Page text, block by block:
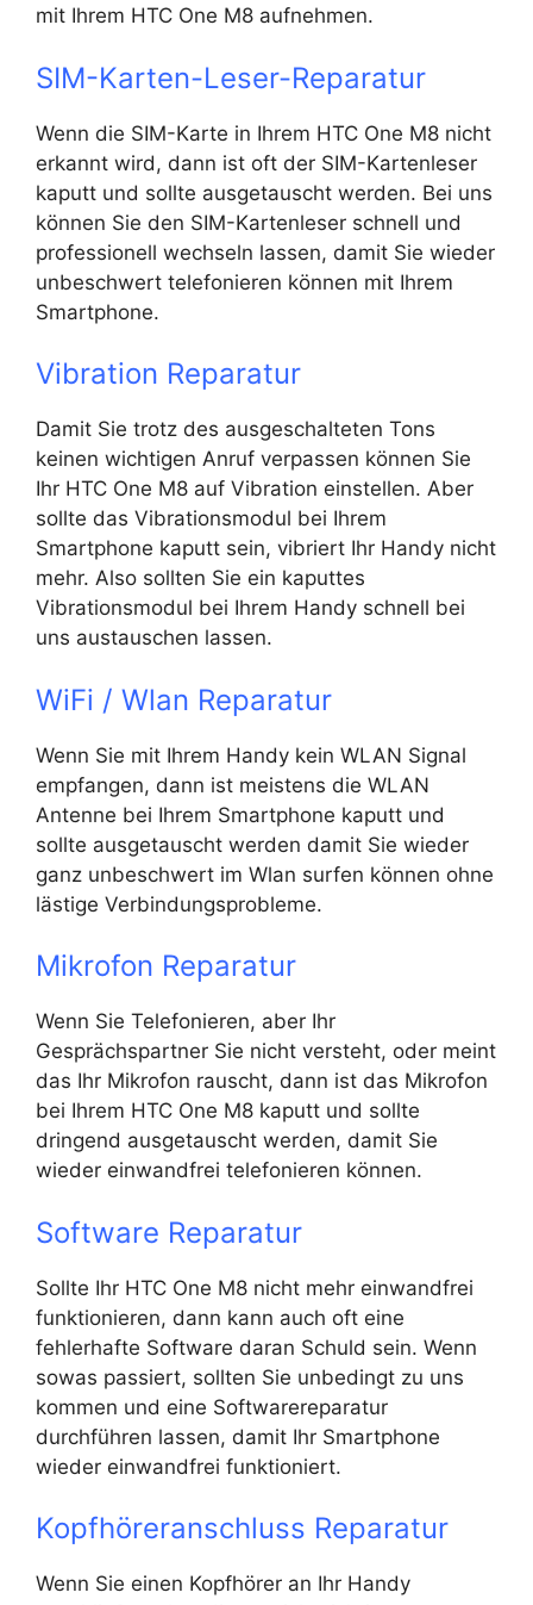
mit Ihrem HTC One M8 aufnehmen.
SIM-Karten-Leser-Reparatur
Wenn die SIM-Karte in Ihrem HTC One M8 nicht
erkannt wird, dann ist oft der SIM-Kartenleser
kaputt und sollte ausgetauscht werden. Bei uns
können Sie den SIM-Kartenleser schnell und
professionell wechseln lassen, damit Sie wieder
unbeschwert telefonieren können mit Ihrem
Smartphone.
Vibration Reparatur
Damit Sie trotz des ausgeschalteten Tons
keinen wichtigen Anruf verpassen können Sie
Ihr HTC One M8 auf Vibration einstellen. Aber
sollte das Vibrationsmodul bei Ihrem
Smartphone kaputt sein, vibriert Ihr Handy nicht
mehr. Also sollten Sie ein kaputtes
Vibrationsmodul bei Ihrem Handy schnell bei
uns austauschen lassen.
WiFi / Wlan Reparatur
Wenn Sie mit Ihrem Handy kein WLAN Signal
empfangen, dann ist meistens die WLAN
Antenne bei Ihrem Smartphone kaputt und
sollte ausgetauscht werden damit Sie wieder
ganz unbeschwert im Wlan surfen können ohne
lästige Verbindungsprobleme.
Mikrofon Reparatur
Wenn Sie Telefonieren, aber Ihr
Gesprächspartner Sie nicht versteht, oder meint
das Ihr Mikrofon rauscht, dann ist das Mikrofon
bei Ihrem HTC One M8 kaputt und sollte
dringend ausgetauscht werden, damit Sie
wieder einwandfrei telefonieren können.
Software Reparatur
Sollte Ihr HTC One M8 nicht mehr einwandfrei
funktionieren, dann kann auch oft eine
fehlerhafte Software daran Schuld sein. Wenn
sowas passiert, sollten Sie unbedingt zu uns
kommen und eine Softwarereparatur
durchführen lassen, damit Ihr Smartphone
wieder einwandfrei funktioniert.
Kopfhöreranschluss Reparatur
Wenn Sie einen Kopfhörer an Ihr Handy